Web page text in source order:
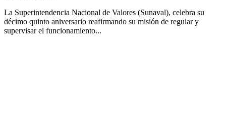
La Superintendencia Nacional de Valores (Sunaval), celebra su
décimo quinto aniversario reafirmando su misión de regular y
supervisar el funcionamiento...